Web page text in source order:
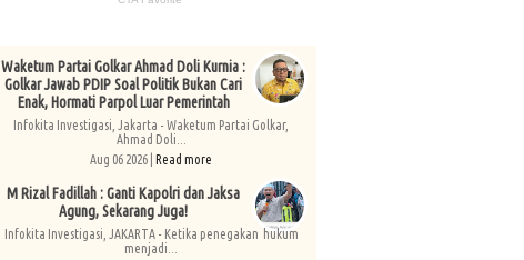
Waketum Partai Golkar Ahmad Doli Kurnia :
Golkar Jawab PDIP Soal Politik Bukan Cari
Enak, Hormati Parpol Luar Pemerintah
Infokita Investigasi, Jakarta - Waketum Partai Golkar,
Ahmad Doli...
Aug 06 2026 | Read more
M Rizal Fadillah : Ganti Kapolri dan Jaksa
Agung, Sekarang Juga!
Infokita Investigasi, JAKARTA - Ketika penegakan hukum
menjadi...